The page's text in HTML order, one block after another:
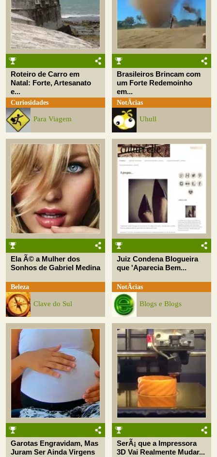
Roteiro de Carro em
Natal: Forte, Artesanato
e...
Curiosidades
Para Viagem
Brasileiros Brincam com
um Forte Redemoinho
em...
NotÃ­cias
Uhull
Ela Ã© a Mulher dos
Sonhos de Gabriel Medina
Beleza
Clave do Sul
Juiz Condena Blogueira
que 'Aparecia Bem...
NotÃ­cias
Blogs e Blogs
Garotas Engravidam, Mas
Juram Ser Ainda Virgens
SerÃ¡ que a Impressora
3D Vai Realmente Mudar...